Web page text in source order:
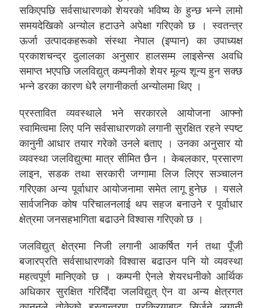
सकिएपछि सर्वसाधारणको शेयरको भविष्य के हुन्छ भन्ने लामो
समयदेखिको अन्योल हटाउने अपेक्षा गरिएको छ । स्वतन्त्र
ऊर्जा उत्पादकहरूको संस्था नेपाल (इप्पान) का उपाध्यक्ष
प्रकाशचन्द्र दुलालका अनुसार हालसम्म लाइसेन्स अवधि
समाप्त भएपछि जलविद्युत् कम्पनीको शेयर मूल्य शून्य हुन सक्छ
भन्ने डरका कारण धेरै लगानीकर्ता अन्योलमा थिए ।
प्रस्तावित व्यवस्थाले भने सरकारले आयोजना आफ्नो
स्वामित्वमा लिए पनि सर्वसाधारणको लगानी सुरक्षित रहने स्पष्ट
कानुनी आधार तयार गरेको उनले बताए । उनका अनुसार यो
व्यवस्था जलविद्युत्मा मात्र सीमित छैन । केबलकार, प्रसारण
लाइन, सडक तथा सरकारी जग्गामा लिज लिएर सञ्चालन
गरिएका अन्य पूर्वाधार आयोजनामा समेत लागू हुनेछ । यसले
सार्वजनिक कोष परिचालनलाई थप सहज बनाउने र पूर्वाधार
क्षेत्रमा जनसहभागिता बढाउने विश्वास गरिएको छ ।
जलविद्युत् क्षेत्रमा निजी लगानी आकर्षित गर्न तथा पूँजी
बजारप्रति सर्वसाधारणको विश्वास बढाउन पनि यो व्यवस्था
महत्वपूर्ण मानिएको छ । कम्पनी ऐनले शेयरधनीको आर्थिक
अधिकार सुरक्षित गरिदिँदा जलविद्युत् ऐन वा अन्य क्षेत्रगत